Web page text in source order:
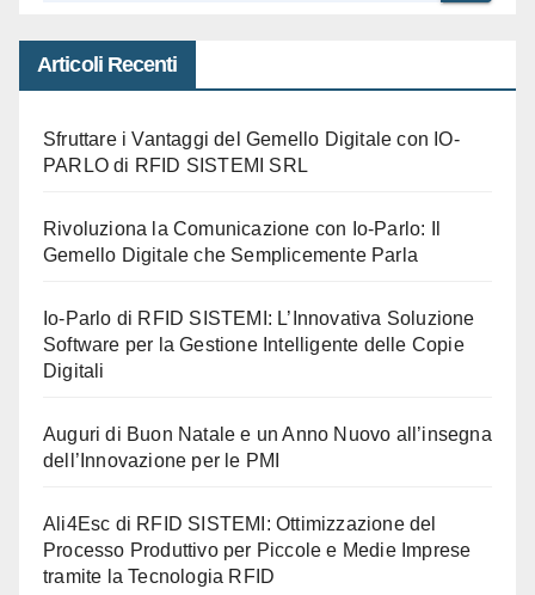
Articoli Recenti
Sfruttare i Vantaggi del Gemello Digitale con IO-
PARLO di RFID SISTEMI SRL
Rivoluziona la Comunicazione con Io-Parlo: Il
Gemello Digitale che Semplicemente Parla
Io-Parlo di RFID SISTEMI: L’Innovativa Soluzione
Software per la Gestione Intelligente delle Copie
Digitali
Auguri di Buon Natale e un Anno Nuovo all’insegna
dell’Innovazione per le PMI
Ali4Esc di RFID SISTEMI: Ottimizzazione del
Processo Produttivo per Piccole e Medie Imprese
tramite la Tecnologia RFID